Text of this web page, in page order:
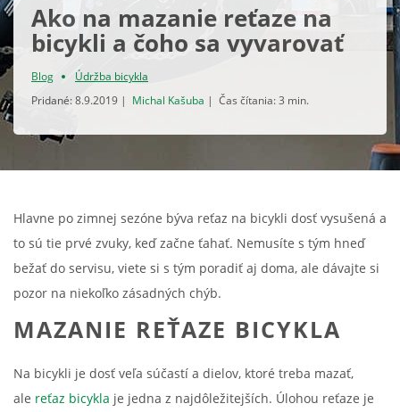
Ako na mazanie reťaze na
bicykli a čoho sa vyvarovať
Blog
Údržba bicykla
Pridané: 8.9.2019 | Michal Kašuba | Čas čítania: 3 min.
Hlavne po zimnej sezóne býva reťaz na bicykli dosť vysušená a
to sú tie prvé zvuky, keď začne ťahať. Nemusíte s tým hneď
bežať do servisu, viete si s tým poradiť aj doma, ale dávajte si
pozor na niekoľko zásadných chýb.
MAZANIE REŤAZE BICYKLA
Na bicykli je dosť veľa súčastí a dielov, ktoré treba mazať,
ale reťaz bicykla je jedna z najdôležitejších. Úlohou reťaze je